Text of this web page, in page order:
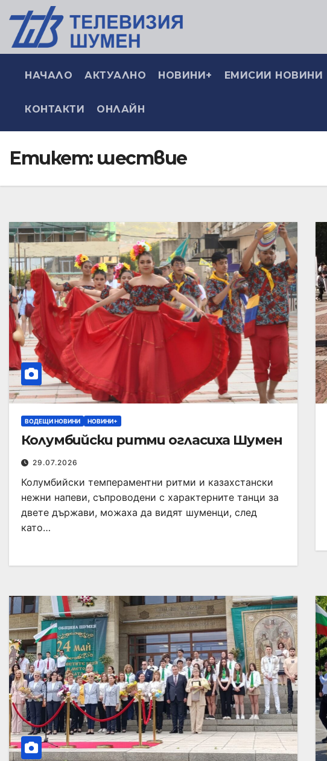
НАЧАЛО АКТУАЛНО НОВИНИ+ ЕМИСИИ НОВИНИ
КОНТАКТИ ОНЛАЙН
Етикет: шествие
ВОДЕЩИ НОВИНИ НОВИНИ+
Колумбийски ритми огласиха Шумен
29.07.2026
Колумбийски темпераментни ритми и казахстански
нежни напеви, съпроводени с характерните танци за
двете държави, можаха да видят шуменци, след
като…